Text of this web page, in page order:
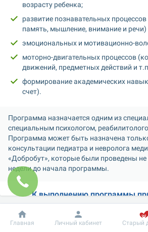
возрасту ребенка;
развитие познавательных
память, мышление, внимание и речи)
эмоциональных и мотивационно-
моторно-двигательных процессов
движений, предметных действий и
формирование академических
счет).
Программа назначается одним из
специальным психологом,
Программа может быть назначена
консультации педиатра и невролога
«Добробут», которые были проведены не
недели до начала программы.
К выполнению программы
необходимые специалисты
поставленных целей в зонах
развития
Добробут Информация
Главная Личный кабинет Старый